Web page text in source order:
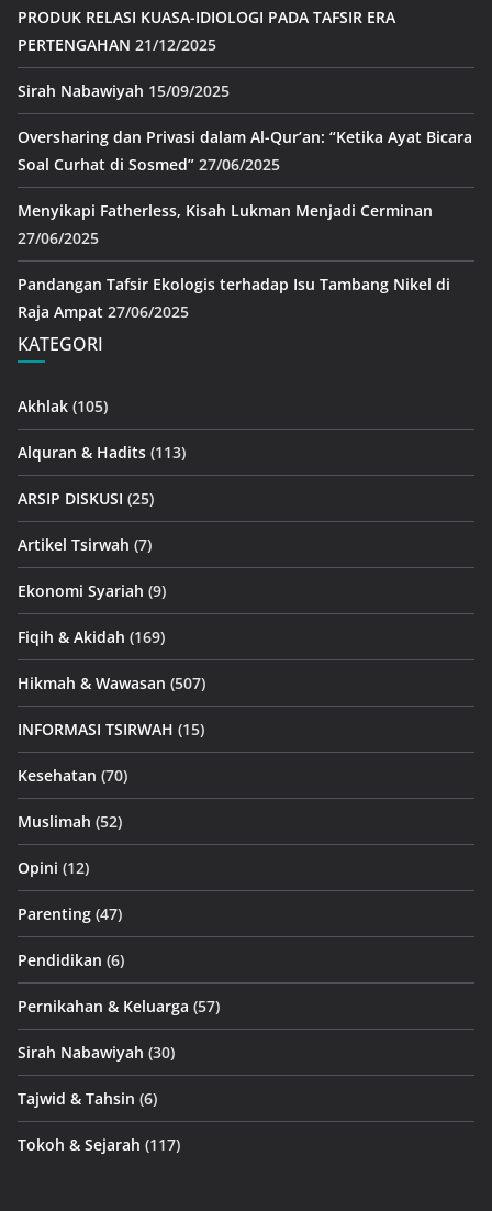
PRODUK RELASI KUASA-IDIOLOGI PADA TAFSIR ERA
PERTENGAHAN 21/12/2025
Sirah Nabawiyah 15/09/2025
Oversharing dan Privasi dalam Al-Qur’an: “Ketika Ayat Bicara
Soal Curhat di Sosmed” 27/06/2025
Menyikapi Fatherless, Kisah Lukman Menjadi Cerminan
27/06/2025
Pandangan Tafsir Ekologis terhadap Isu Tambang Nikel di
Raja Ampat 27/06/2025
KATEGORI
Akhlak (105)
Alquran & Hadits (113)
ARSIP DISKUSI (25)
Artikel Tsirwah (7)
Ekonomi Syariah (9)
Fiqih & Akidah (169)
Hikmah & Wawasan (507)
INFORMASI TSIRWAH (15)
Kesehatan (70)
Muslimah (52)
Opini (12)
Parenting (47)
Pendidikan (6)
Pernikahan & Keluarga (57)
Sirah Nabawiyah (30)
Tajwid & Tahsin (6)
Tokoh & Sejarah (117)